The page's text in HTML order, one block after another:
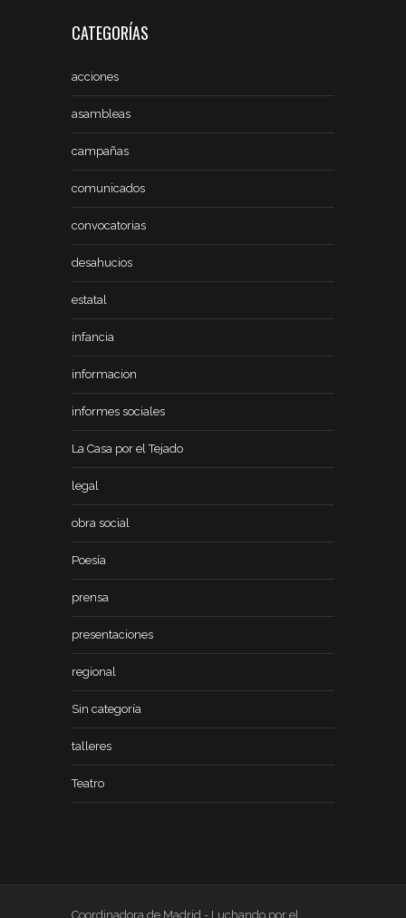
CATEGORÍAS
acciones
asambleas
campañas
comunicados
convocatorias
desahucios
estatal
infancia
informacion
informes sociales
La Casa por el Tejado
legal
obra social
Poesía
prensa
presentaciones
regional
Sin categoría
talleres
Teatro
Coordinadora de Madrid - Luchando por el